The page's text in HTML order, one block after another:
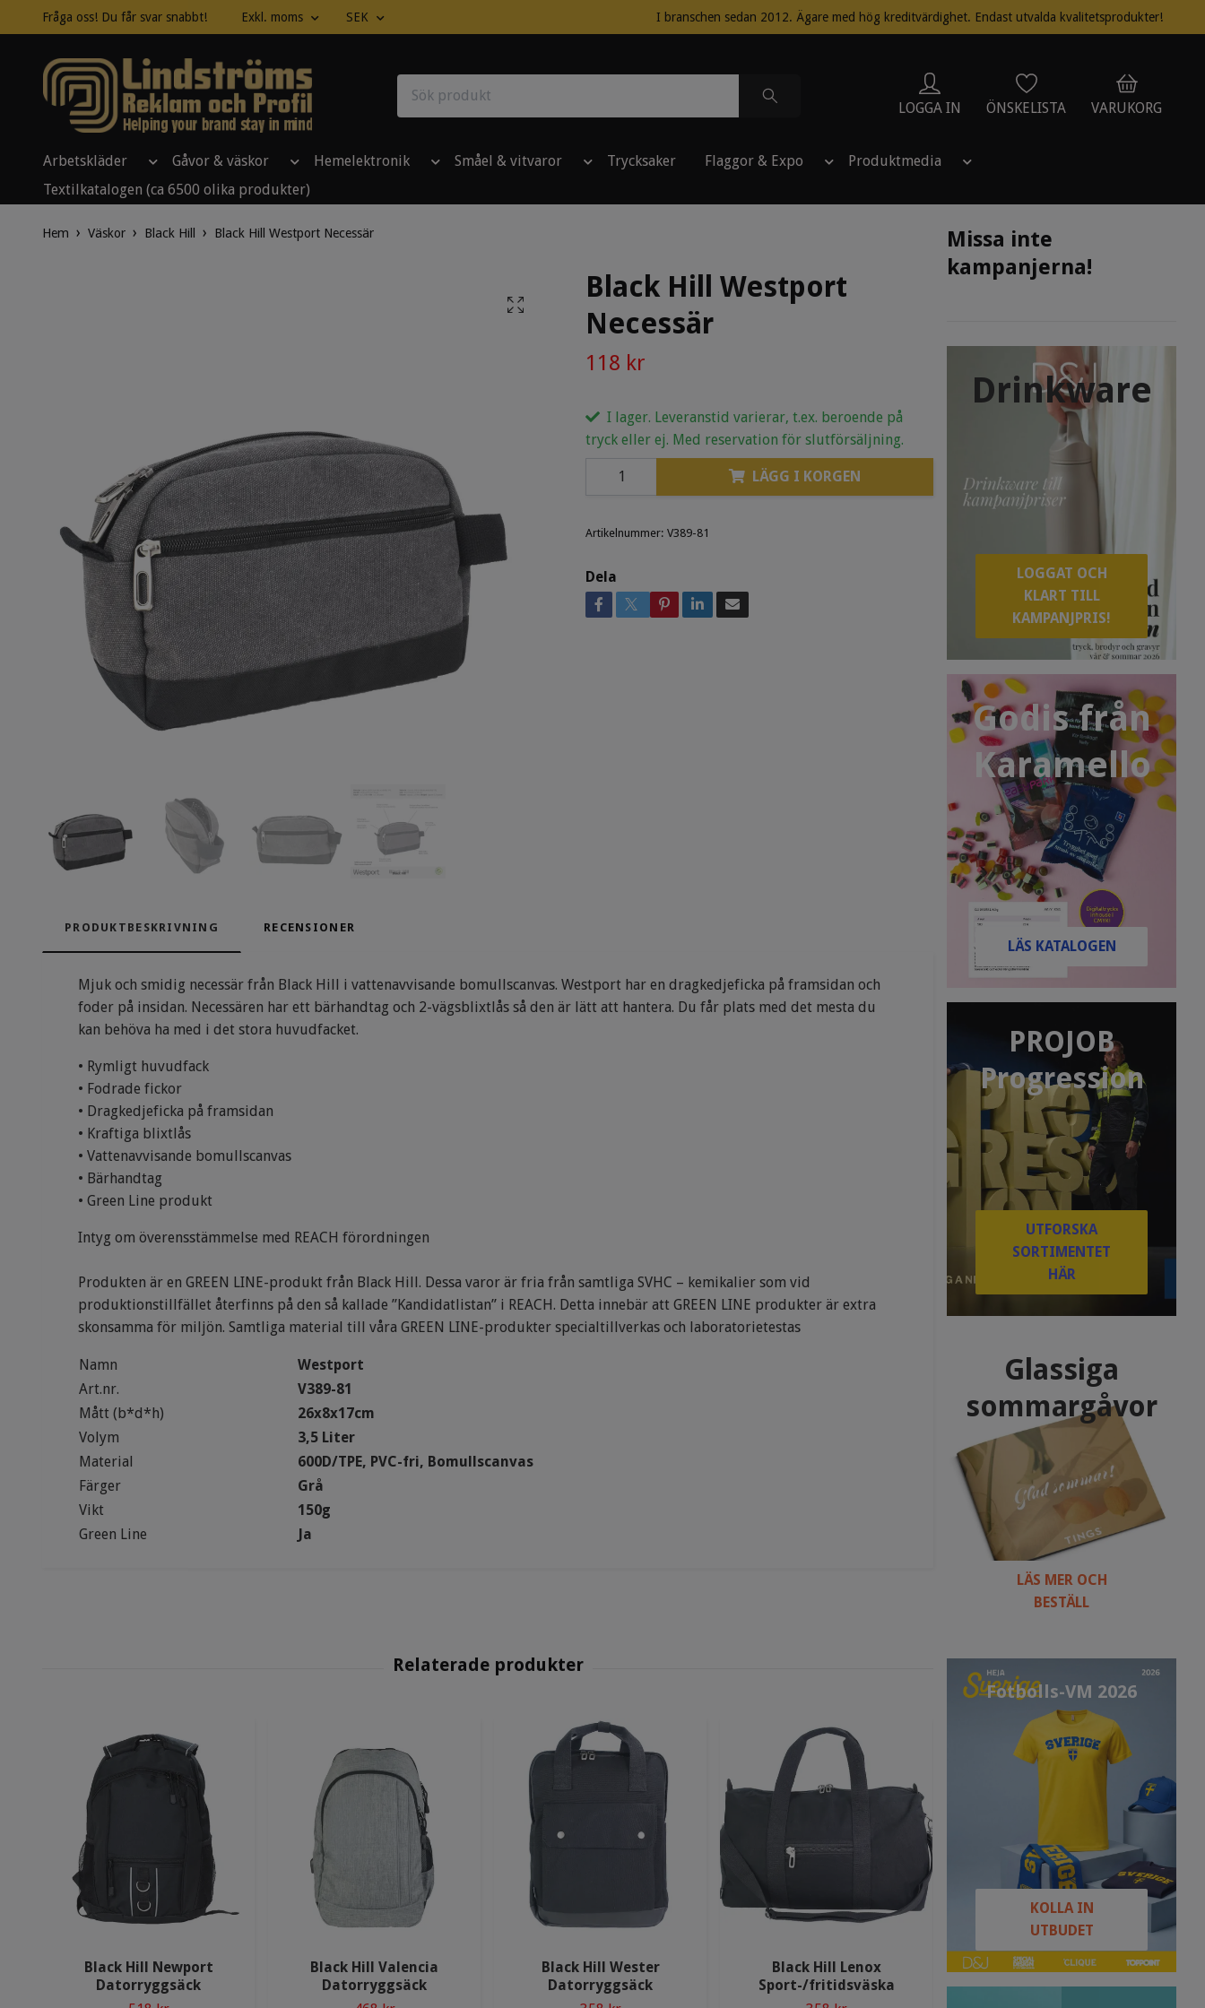
Fråga oss! Du får svar snabbt! Exkl. moms SEK I branschen sedan 2012. Ägare med hög kreditvärdighet. Endast utvalda kvalitetsprodukter!
LOGGA IN ÖNSKELISTA VARUKORG
Arbetskläder Gåvor & väskor Hemelektronik Småel & vitvaror Trycksaker Flaggor & Expo
Produktmedia
Textilkatalogen (ca 6500 olika produkter)
Missa inte
kampanjerna!
Drinkware
LOGGAT OCH
KLART TILL
KAMPANJPRIS!
Godis från
Karamello
LÄS KATALOGEN
PROJOB
Progression
UTFORSKA
SORTIMENTET
HÄR
Glassiga
sommargåvor
LÄS MER OCH
BESTÄLL
Fotbolls-VM 2026
KOLLA IN
UTBUDET
Hem Väskor Black Hill Black Hill Westport Necessär
Black Hill Westport
Necessär
118 kr
I lager. Leveranstid varierar, t.ex. beroende på
tryck eller ej. Med reservation för slutförsäljning.
LÄGG I KORGEN
Artikelnummer: V389-81
Dela
PRODUKTBESKRIVNING RECENSIONER
Mjuk och smidig necessär från Black Hill i vattenavvisande bomullscanvas. Westport har en dragkedjeficka på framsidan och
foder på insidan. Necessären har ett bärhandtag och 2-vägsblixtlås så den är lätt att hantera. Du får plats med det mesta du
kan behöva ha med i det stora huvudfacket.
• Rymligt huvudfack
• Fodrade fickor
• Dragkedjeficka på framsidan
• Kraftiga blixtlås
• Vattenavvisande bomullscanvas
• Bärhandtag
• Green Line produkt
Intyg om överensstämmelse med REACH förordningen
Produkten är en GREEN LINE-produkt från Black Hill. Dessa varor är fria från samtliga SVHC – kemikalier som vid
produktionstillfället återfinns på den så kallade ”Kandidatlistan” i REACH. Detta innebär att GREEN LINE produkter är extra
skonsamma för miljön. Samtliga material till våra GREEN LINE-produkter specialtillverkas och laboratorietestas
Namn
Westport
Art.nr.
V389-81
Mått (b*d*h)
26x8x17cm
Volym
3,5 Liter
Material
600D/TPE, PVC-fri, Bomullscanvas
Färger
Grå
Vikt
150g
Green Line
Ja
Black Hill Newport
Datorryggsäck
Black Hill Valencia
Datorryggsäck
Black Hill Wester
Datorryggsäck
Black Hill Lenox
Sport-/fritidsväska
Black Hill Hjälmmössa Alve